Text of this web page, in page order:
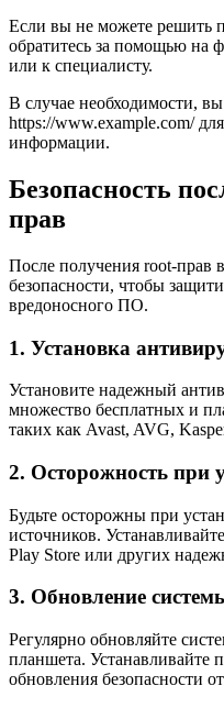
Если вы не можете решить
обратитесь за помощью на
или к специалисту.
В случае необходимости,
https://www.example.com/
информации.
Безопасность
прав
После получения root-прав
безопасности, чтобы
вредоносного ПО.
1. Установка
Установите надежный
множество бесплатных и
таких как Avast, AVG,
2. Осторожность при
Будьте осторожны при
источников.
Play Store или других
3. Обновление
Регулярно обновляйте
планшета. Устанавливайте
обновления безопасности